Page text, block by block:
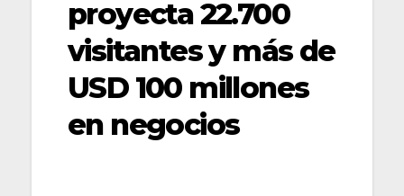
proyecta 22.700
visitantes y más de
USD 100 millones
en negocios